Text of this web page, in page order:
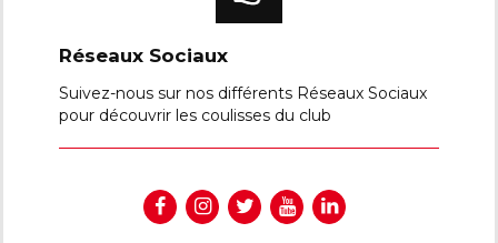
Réseaux Sociaux
Suivez-nous sur nos différents Réseaux Sociaux
pour découvrir les coulisses du club